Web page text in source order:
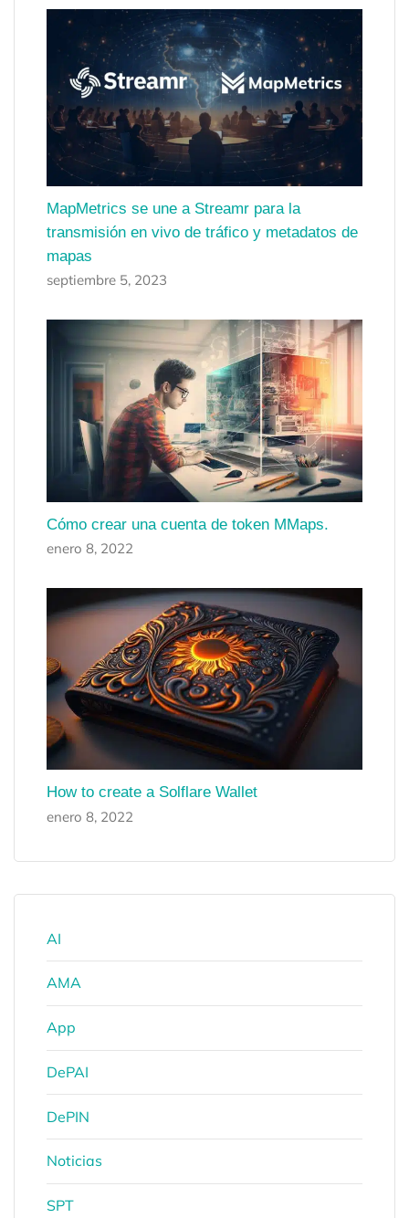
MapMetrics se une a Streamr para la
transmisión en vivo de tráfico y metadatos de
mapas
septiembre 5, 2023
Cómo crear una cuenta de token MMaps.
enero 8, 2022
How to create a Solflare Wallet
enero 8, 2022
AI
AMA
App
DePAI
DePIN
Noticias
SPT